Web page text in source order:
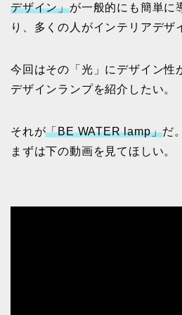
デザイン」が一般的にも簡単に
り、多くの人がインテリアデザ
今回はその「光」にデザイン性
デザインランプを紹介したい。
それが「BE WATER lamp」だ。
まずは下の動画を見てほしい。